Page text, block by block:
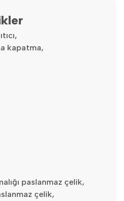
kapatma,
paslanmaz çelik,
çelik,